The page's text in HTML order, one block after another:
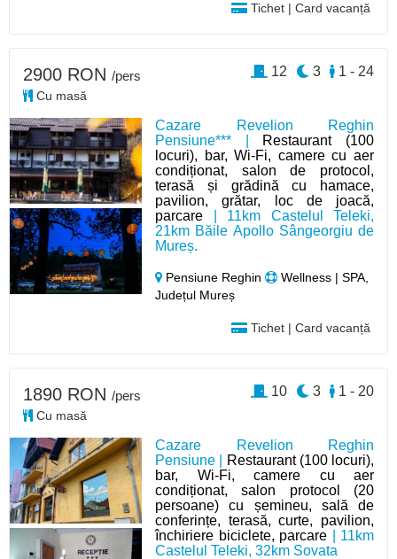
Tichet | Card vacanță
Cazare Revelion Reghin
Pensiune*** | Restaurant (100
locuri), bar, Wi-Fi, camere cu aer
condiționat, salon de protocol,
terasă și grădină cu hamace,
pavilion, grătar, loc de joacă,
parcare | 11km Castelul Teleki,
21km Băile Apollo Sângeorgiu de
Mureș.
Pensiune Reghin
Wellness | SPA,
Județul Mureș
Tichet | Card vacanță
2900 RON /pers
Cu masă
1 - 24
3
12
Cazare Revelion Reghin
Pensiune |
Restaurant (100 locuri),
bar, Wi-Fi, camere cu aer
condiționat, salon protocol (20
persoane) cu șemineu, sală de
conferințe, terasă, curte, pavilion,
închiriere biciclete, parcare | 11km
Castelul Teleki, 32km Sovata
1890 RON /pers
Cu masă
1 - 20
3
10